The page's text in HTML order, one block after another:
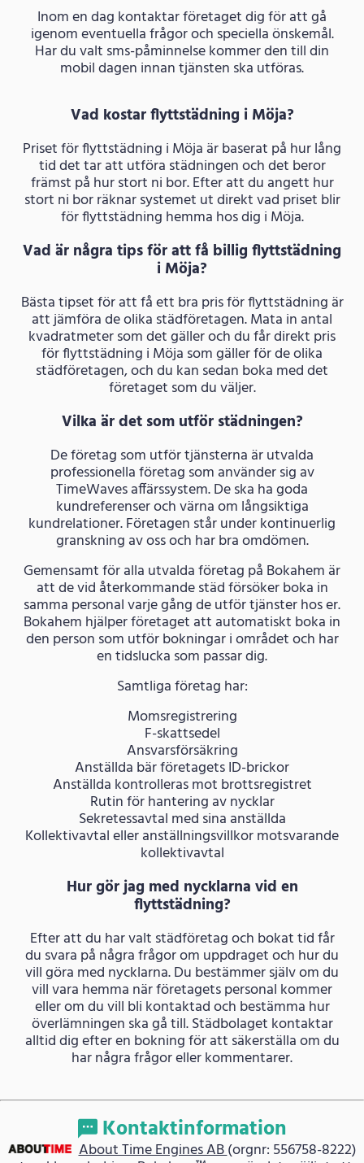
Inom en dag kontaktar företaget dig för att gå
igenom eventuella frågor och speciella önskemål.
Har du valt sms-påminnelse kommer den till din
mobil dagen innan tjänsten ska utföras.
Vad kostar flyttstädning i Möja?
Priset för flyttstädning i Möja är baserat på hur lång
tid det tar att utföra städningen och det beror
främst på hur stort ni bor. Efter att du angett hur
stort ni bor räknar systemet ut direkt vad priset blir
för flyttstädning hemma hos dig i Möja.
Vad är några tips för att få billig flyttstädning
i Möja?
Bästa tipset för att få ett bra pris för flyttstädning är
att jämföra de olika städföretagen. Mata in antal
kvadratmeter som det gäller och du får direkt pris
för flyttstädning i Möja som gäller för de olika
städföretagen, och du kan sedan boka med det
företaget som du väljer.
Vilka är det som utför städningen?
De företag som utför tjänsterna är utvalda
professionella företag som använder sig av
TimeWaves affärssystem. De ska ha goda
kundreferenser och värna om långsiktiga
kundrelationer. Företagen står under kontinuerlig
granskning av oss och har bra omdömen.
Gemensamt för alla utvalda företag på Bokahem är
att de vid återkommande städ försöker boka in
samma personal varje gång de utför tjänster hos er.
Bokahem hjälper företaget att automatiskt boka in
den person som utför bokningar i området och har
en tidslucka som passar dig.
Samtliga företag har:
Momsregistrering
F-skattsedel
Ansvarsförsäkring
Anställda bär företagets ID-brickor
Anställda kontrolleras mot brottsregistret
Rutin för hantering av nycklar
Sekretessavtal med sina anställda
Kollektivavtal eller anställningsvillkor motsvarande
kollektivavtal
Hur gör jag med nycklarna vid en
flyttstädning?
Efter att du har valt städföretag och bokat tid får
du svara på några frågor om uppdraget och hur du
vill göra med nycklarna. Du bestämmer själv om du
vill vara hemma när företagets personal kommer
eller om du vill bli kontaktad och bestämma hur
överlämningen ska gå till. Städbolaget kontaktar
alltid dig efter en bokning för att säkerställa om du
har några frågor eller kommentarer.
Kontaktinformation
About Time Engines AB(orgnr: 556758-8222)